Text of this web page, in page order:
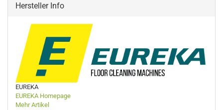
Hersteller Info
EUREKA
EUREKA Homepage
Mehr Artikel